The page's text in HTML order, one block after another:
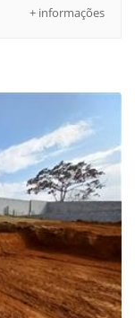
+ informações